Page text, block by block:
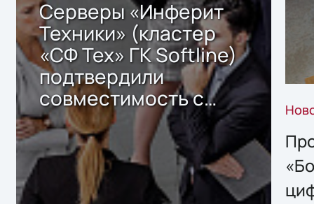
Серверы «Инферит
Техники» (кластер
«СФ Тех» ГК Softline)
подтвердили
совместимость с
решением Sharx
Storage 2.x для
хранения данных